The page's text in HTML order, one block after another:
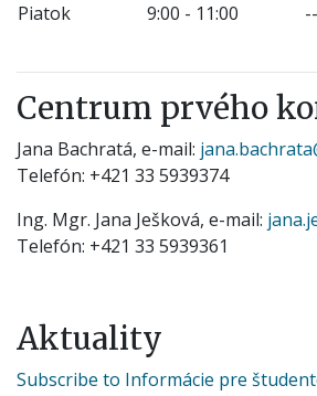
Piatok
9:00 - 11:00
Centrum prvého
Jana Bachratá, e-mail:
Telefón: +421 33 5939374
Ing. Mgr. Jana Ješková, e-mail:
Telefón: +421 33 5939361
Aktuality
Subscribe to Informácie pre